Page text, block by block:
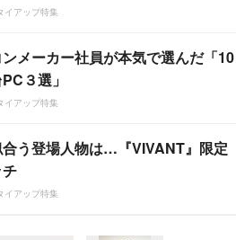
イアップ特集
メーカー社員が本気で選んだ「10
３選」
イアップ特集
う登場人物は…『VIVANT』限定
イアップ特集